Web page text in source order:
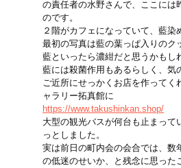
の責任者の水野さんで、ここには
のです。
２階がカフェになっていて、藍染
最初の写真は藍の葉っぱ入りのク
藍といったら濃紺だと思うかもし
藍には殺菌作用もあるらしく、気
ご近所にせっかくお店を作って
ャラリー拓真館に
https://www.takushinkan.shop/
大型の観光バスが何台も止まっ
っとしました。
実は前日の町内会の会合では、数
の低迷のせいか、と残念に思った